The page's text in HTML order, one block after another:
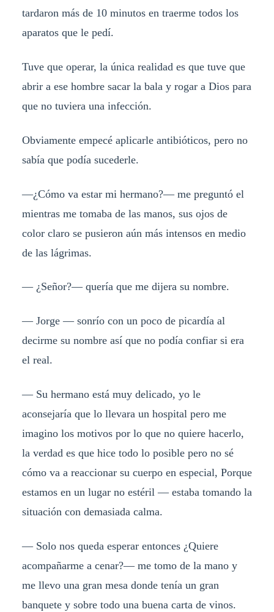
tardaron más de 10 minutos en traerme todos los
aparatos que le pedí.
Tuve que operar, la única realidad es que tuve que
abrir a ese hombre sacar la bala y rogar a Dios para
que no tuviera una infección.
Obviamente empecé aplicarle antibióticos, pero no
sabía que podía sucederle.
—¿Cómo va estar mi hermano?— me preguntó el
mientras me tomaba de las manos, sus ojos de
color claro se pusieron aún más intensos en medio
de las lágrimas.
— ¿Señor?— quería que me dijera su nombre.
— Jorge — sonrío con un poco de picardía al
decirme su nombre así que no podía confiar si era
el real.
— Su hermano está muy delicado, yo le
aconsejaría que lo llevara un hospital pero me
imagino los motivos por lo que no quiere hacerlo,
la verdad es que hice todo lo posible pero no sé
cómo va a reaccionar su cuerpo en especial, Porque
estamos en un lugar no estéril — estaba tomando la
situación con demasiada calma.
— Solo nos queda esperar entonces ¿Quiere
acompañarme a cenar?— me tomo de la mano y
me llevo una gran mesa donde tenía un gran
banquete y sobre todo una buena carta de vinos.